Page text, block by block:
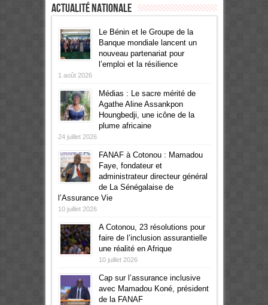
Actualité Nationale
Le Bénin et le Groupe de la
Banque mondiale lancent un
nouveau partenariat pour
l’emploi et la résilience
1 août 2026
Médias : Le sacre mérité de
Agathe Aline Assankpon
Houngbedji, une icône de la
plume africaine
24 juillet 2026
FANAF à Cotonou : Mamadou
Faye, fondateur et
administrateur directeur général
de La Sénégalaise de
l’Assurance Vie
10 juillet 2026
A Cotonou, 23 résolutions pour
faire de l’inclusion assurantielle
une réalité en Afrique
10 juillet 2026
Cap sur l’assurance inclusive
avec Mamadou Koné, président
de la FANAF